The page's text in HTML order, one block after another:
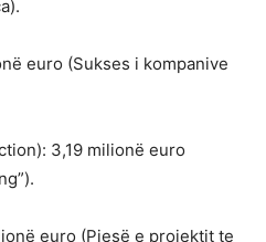
euro (Sukses i kompanive
3,19 milionë euro
euro (Pjesë e projektit te